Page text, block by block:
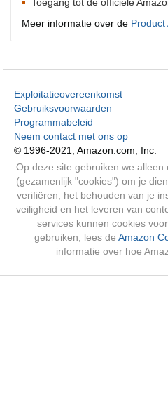
Meer informatie over de Product
Exploitatieovereenkomst
Gebruiksvoorwaarden
Programmabeleid
Neem contact met ons op
© 1996-2021, Amazon.com, Inc.
Op deze site gebruiken we
(gezamenlijk "cookies") om je
verifiëren, het behouden van je
veiligheid en het leveren van
services kunnen cookies
gebruiken; lees de Amazon
informatie over hoe